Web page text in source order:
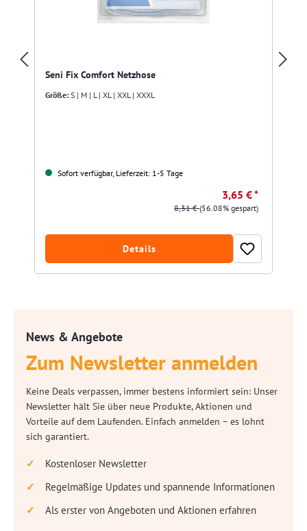
Seni Fix Comfort Netzhose
Größe: S | M | L | XL | XXL | XXXL
Sofort verfügbar, Lieferzeit: 1-5 Tage
3,65 € *
8,31 €(56.08% gespart)
Details
News & Angebote
Zum Newsletter anmelden
Keine Deals verpassen, immer bestens informiert sein: Unser
Newsletter hält Sie über neue Produkte, Aktionen und
Vorteile auf dem Laufenden. Einfach anmelden – es lohnt
sich garantiert.
Kostenloser Newsletter
Regelmäßige Updates und spannende Informationen
Als erster von Angeboten und Aktionen erfahren